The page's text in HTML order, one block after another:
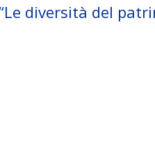
diversità del